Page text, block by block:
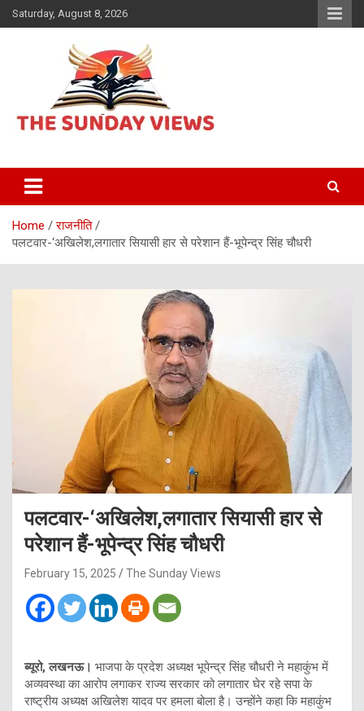
Skip
to
Saturday, August 8, 2026
The Sunday views
Home
राजनीति
पलटवार-‘अखिलेश,लगातार सियासी हार से परेशान हैं-भूपेन्द्र सिंह चौधरी
पलटवार-‘अखिलेश,लगातार सियासी हार से
परेशान हैं-भूपेन्द्र सिंह चौधरी
February 15, 2025 The Sunday Views
ब्यूरो, लखनऊ। भाजपा के प्रदेश अध्यक्ष भूपेन्द्र सिंह चौधरी ने महाकुंभ में
अव्यवस्था का आरोप लगाकर राज्य सरकार को लगातार घेर रहे सपा के
राष्ट्रीय अध्यक्ष अखिलेश यादव पर हमला बोला है। उन्होंने कहा कि महाकुंभ